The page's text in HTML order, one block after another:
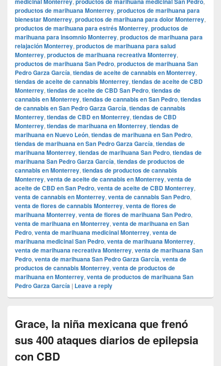
productos de marihuana Monterrey, productos de marihuana para
bienestar Monterrey, productos de marihuana para dolor Monterrey,
productos de marihuana para estrés Monterrey, productos de
marihuana para insomnio Monterrey, productos de marihuana para
relajación Monterrey, productos de marihuana para salud
Monterrey, productos de marihuana recreativa Monterrey,
productos de marihuana San Pedro, productos de marihuana San
Pedro Garza García, tiendas de aceite de cannabis en Monterrey,
tiendas de aceite de cannabis Monterrey, tiendas de aceite de CBD
Monterrey, tiendas de aceite de CBD San Pedro, tiendas de
cannabis en Monterrey, tiendas de cannabis en San Pedro, tiendas
de cannabis en San Pedro Garza García, tiendas de cannabis
Monterrey, tiendas de CBD en Monterrey, tiendas de CBD
Monterrey, tiendas de marihuana en Monterrey, tiendas de
marihuana en Nuevo León, tiendas de marihuana en San Pedro,
tiendas de marihuana en San Pedro Garza García, tiendas de
marihuana Monterrey, tiendas de marihuana San Pedro, tiendas de
marihuana San Pedro Garza García, tiendas de productos de
cannabis en Monterrey, tiendas de productos de cannabis
Monterrey, venta de aceite de cannabis en Monterrey, venta de
aceite de CBD en San Pedro, venta de aceite de CBD Monterrey,
venta de cannabis en Monterrey, venta de cannabis San Pedro,
venta de flores de cannabis Monterrey, venta de flores de
marihuana Monterrey, venta de flores de marihuana San Pedro,
venta de marihuana en Monterrey, venta de marihuana en San
Pedro, venta de marihuana medicinal Monterrey, venta de
marihuana medicinal San Pedro, venta de marihuana Monterrey,
venta de marihuana recreativa Monterrey, venta de marihuana San
Pedro, venta de marihuana San Pedro Garza García, venta de
productos de cannabis Monterrey, venta de productos de
marihuana en Monterrey, venta de productos de marihuana San
Pedro Garza García | Leave a reply
Grace, la niña mexicana que frenó
sus 400 ataques diarios de epilepsia
con CBD